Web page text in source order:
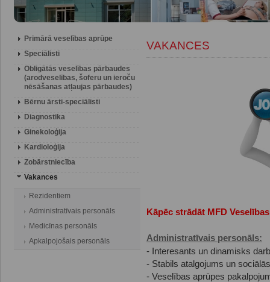
Primārā veselības aprūpe
Speciālisti
Obligātās veselības pārbaudes
(arodveselības, šoferu un ieroču
nēsāšanas atļaujas pārbaudes)
Bērnu ārsti-speciālisti
Diagnostika
Ginekoloģija
Kardioloģija
Zobārstniecība
Vakances
Rezidentiem
Administratīvais personāls
Medicīnas personāls
Apkalpojošais personāls
VAKANCES
Kāpēc strādāt MFD
Administratīvais personāls:
- Interesants un dinamisks
- Stabils atalgojums un
- Veselības aprūpes